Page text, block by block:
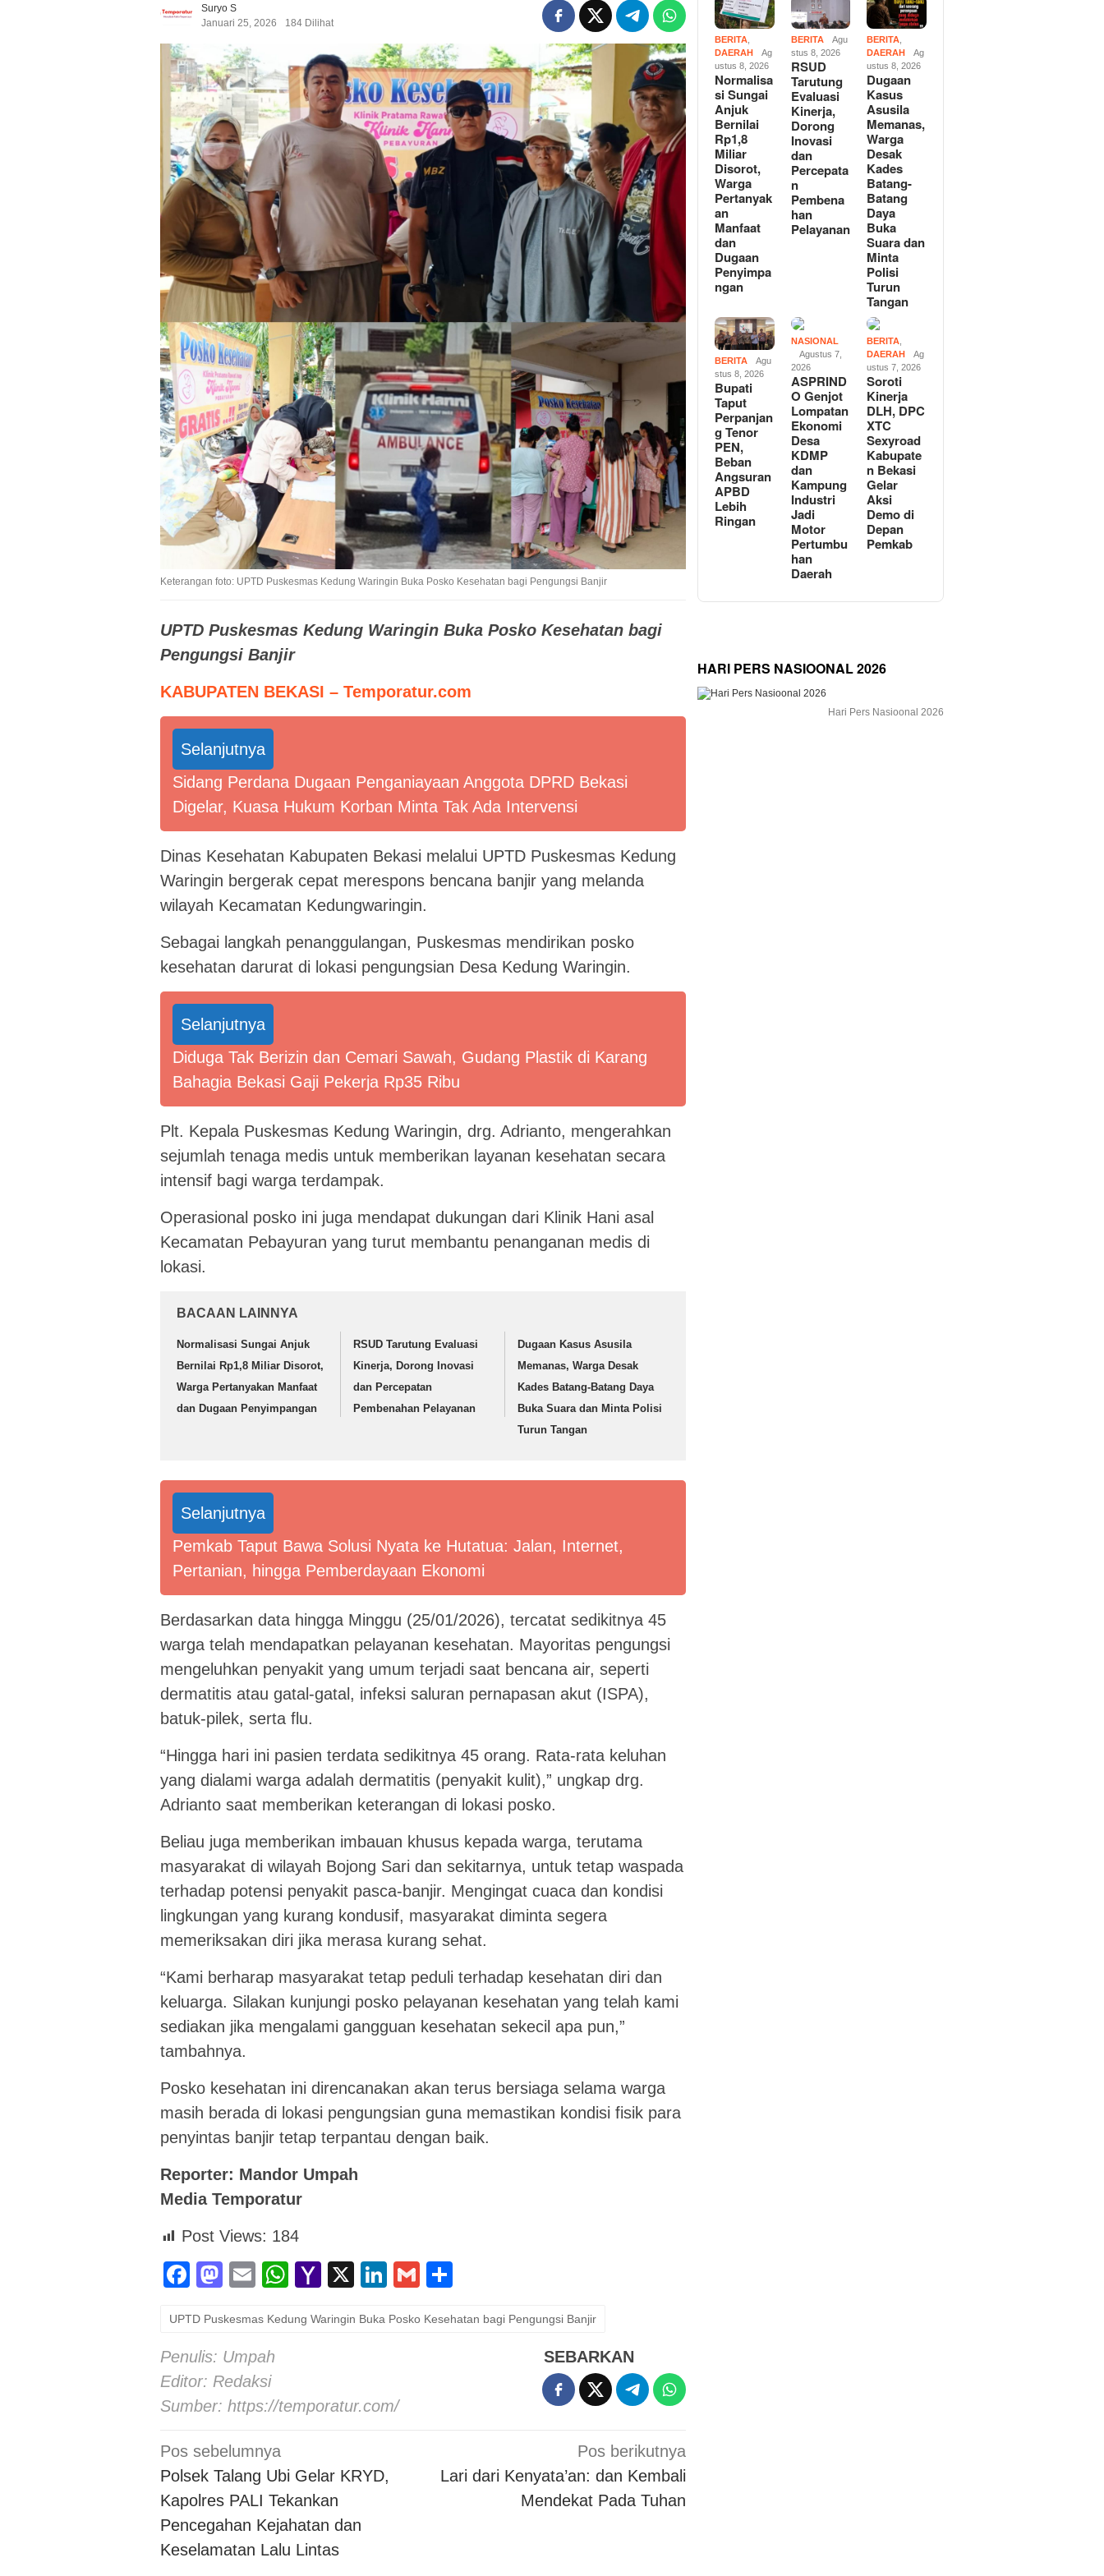
Suryo S
Januari 25, 2026
184 Dilihat
Keterangan foto: UPTD Puskesmas Kedung Waringin Buka Posko Kesehatan bagi Pengungsi Banjir
UPTD Puskesmas Kedung Waringin Buka Posko Kesehatan bagi
Pengungsi Banjir
KABUPATEN BEKASI – Temporatur.com
Selanjutnya
Sidang Perdana Dugaan Penganiayaan Anggota DPRD Bekasi
Digelar, Kuasa Hukum Korban Minta Tak Ada Intervensi
Dinas Kesehatan Kabupaten Bekasi melalui UPTD Puskesmas Kedung
Waringin bergerak cepat merespons bencana banjir yang melanda
wilayah Kecamatan Kedungwaringin.
Sebagai langkah penanggulangan, Puskesmas mendirikan posko
kesehatan darurat di lokasi pengungsian Desa Kedung Waringin.
Selanjutnya
Diduga Tak Berizin dan Cemari Sawah, Gudang Plastik di Karang
Bahagia Bekasi Gaji Pekerja Rp35 Ribu
Plt. Kepala Puskesmas Kedung Waringin, drg. Adrianto, mengerahkan
sejumlah tenaga medis untuk memberikan layanan kesehatan secara
intensif bagi warga terdampak.
Operasional posko ini juga mendapat dukungan dari Klinik Hani asal
Kecamatan Pebayuran yang turut membantu penanganan medis di
lokasi.
BACAAN LAINNYA
Normalisasi Sungai Anjuk
Bernilai Rp1,8 Miliar Disorot,
Warga Pertanyakan Manfaat
dan Dugaan Penyimpangan
RSUD Tarutung Evaluasi
Kinerja, Dorong Inovasi
dan Percepatan
Pembenahan Pelayanan
Dugaan Kasus Asusila
Memanas, Warga Desak
Kades Batang-Batang Daya
Buka Suara dan Minta Polisi
Turun Tangan
Selanjutnya
Pemkab Taput Bawa Solusi Nyata ke Hutatua: Jalan, Internet,
Pertanian, hingga Pemberdayaan Ekonomi
Berdasarkan data hingga Minggu (25/01/2026), tercatat sedikitnya 45
warga telah mendapatkan pelayanan kesehatan. Mayoritas pengungsi
mengeluhkan penyakit yang umum terjadi saat bencana air, seperti
dermatitis atau gatal-gatal, infeksi saluran pernapasan akut (ISPA),
batuk-pilek, serta flu.
“Hingga hari ini pasien terdata sedikitnya 45 orang. Rata-rata keluhan
yang dialami warga adalah dermatitis (penyakit kulit),” ungkap drg.
Adrianto saat memberikan keterangan di lokasi posko.
Beliau juga memberikan imbauan khusus kepada warga, terutama
masyarakat di wilayah Bojong Sari dan sekitarnya, untuk tetap waspada
terhadap potensi penyakit pasca-banjir. Mengingat cuaca dan kondisi
lingkungan yang kurang kondusif, masyarakat diminta segera
memeriksakan diri jika merasa kurang sehat.
“Kami berharap masyarakat tetap peduli terhadap kesehatan diri dan
keluarga. Silakan kunjungi posko pelayanan kesehatan yang telah kami
sediakan jika mengalami gangguan kesehatan sekecil apa pun,”
tambahnya.
Posko kesehatan ini direncanakan akan terus bersiaga selama warga
masih berada di lokasi pengungsian guna memastikan kondisi fisik para
penyintas banjir tetap terpantau dengan baik.
Reporter: Mandor Umpah
Media Temporatur
Post Views: 184
Facebook
Mastodon
EmailWhatsApp
Yahoo
X LinkedIn
Gmail
UPTD Puskesmas Kedung Waringin Buka Posko Kesehatan bagi Pengungsi Banjir
Penulis: Umpah
Editor: Redaksi
Sumber: https://temporatur.com/
SEBARKAN
Navigasi
pos
Pos sebelumnya
Polsek Talang Ubi Gelar KRYD,
Kapolres PALI Tekankan
Pencegahan Kejahatan dan
Keselamatan Lalu Lintas
Pos berikutnya
Lari dari Kenyata’an: dan Kembali
Mendekat Pada Tuhan
BERITA
DAERAH
Ag
ustus 8, 2026
Normalisa
si Sungai
Anjuk
Bernilai
Rp1,8
Miliar
Disorot,
Warga
Pertanyak
an
Manfaat
dan
Dugaan
Penyimpa
ngan
BERITA
Agu
stus 8, 2026
RSUD
Tarutung
Evaluasi
Kinerja,
Dorong
Inovasi
dan
Percepata
n
Pembena
han
Pelayanan
BERITA
DAERAH
Ag
ustus 8, 2026
Dugaan
Kasus
Asusila
Memanas,
Warga
Desak
Kades
Batang-
Batang
Daya
Buka
Suara dan
Minta
Polisi
Turun
Tangan
BERITA
Agu
stus 8, 2026
Bupati
Taput
Perpanjan
g Tenor
PEN,
Beban
Angsuran
APBD
Lebih
Ringan
NASIONAL
Agustus 7,
2026
ASPRIND
O Genjot
Lompatan
Ekonomi
Desa
KDMP
dan
Kampung
Industri
Jadi
Motor
Pertumbu
han
Daerah
BERITA
DAERAH
Ag
ustus 7, 2026
Soroti
Kinerja
DLH, DPC
XTC
Sexyroad
Kabupate
n Bekasi
Gelar
Aksi
Demo di
Depan
Pemkab
HARI PERS NASIOONAL 2026
Hari Pers Nasioonal 2026